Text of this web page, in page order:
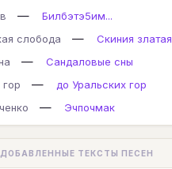
—
Билбэтэ5им...
слобода
—
Скиния златая
—
Сандаловые сны
—
до Уральских гор
— Эчпочмак
ТЕКСТЫ ПЕСЕН